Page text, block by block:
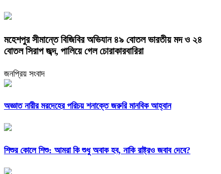
মহেশপুর সীমান্তে বিজিবির অভিযান ৪৯ বোতল ভারতীয় মদ ও ২৪
বোতল সিরাপ জব্দ, পালিয়ে গেল চোরাকারবারিরা
জনপ্রিয় সংবাদ
অজ্ঞাত নারীর মরদেহের পরিচয় শনাক্তে জরুরি মানবিক আহ্বান
শিশুর কোলে শিশু: আমরা কি শুধু অবাক হব, নাকি রাষ্ট্রও জবাব দেবে?